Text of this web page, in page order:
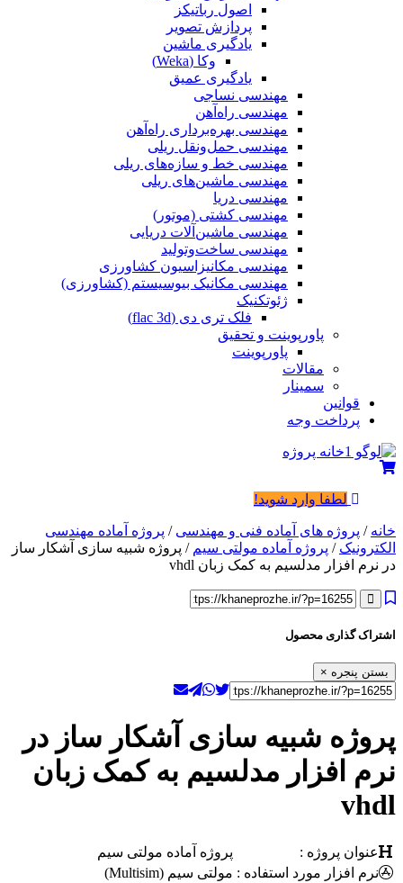
اصول رباتیکز
پردازش تصویر
یادگیری ماشین
وکا (Weka)
یادگیری عمیق
مهندسی نساجی
مهندسی راه‌آهن
مهندسی بهره‌برداری راه‌آهن
مهندسی حمل‌ونقل ریلی
مهندسی خط و سازه‌های ریلی
مهندسی ماشین‌های ریلی
مهندسی دریا
مهندسی کشتی (موتور)
مهندسی ماشین‌آلات دریایی
مهندسی ساخت‌وتولید
مهندسی مکانیزاسیون کشاورزی
مهندسی مکانیک بیوسیستم (کشاورزی)
ژئوتکنیک
فلک تری دی (flac 3d)
پاورپوینت و تحقیق
پاورپوینت
مقالات
سمینار
قوانین
پرداخت وجه
لطفا وارد شوید!
خانه / پروژه های آماده فنی و مهندسی / پروژه آماده مهندسی
الکترونیک / پروژه آماده مولتی سیم / پروژه شبیه سازی آشکار ساز
در نرم افزار مدلسیم به کمک زبان vhdl
اشتراک گذاری محصول
بستن پنجره ×
پروژه شبیه سازی آشکار ساز در
نرم افزار مدلسیم به کمک زبان
vhdl
عنوان پروژه :
پروژه آماده مولتی سیم
نرم افزار مورد استفاده : مولتی سیم (Multisim)